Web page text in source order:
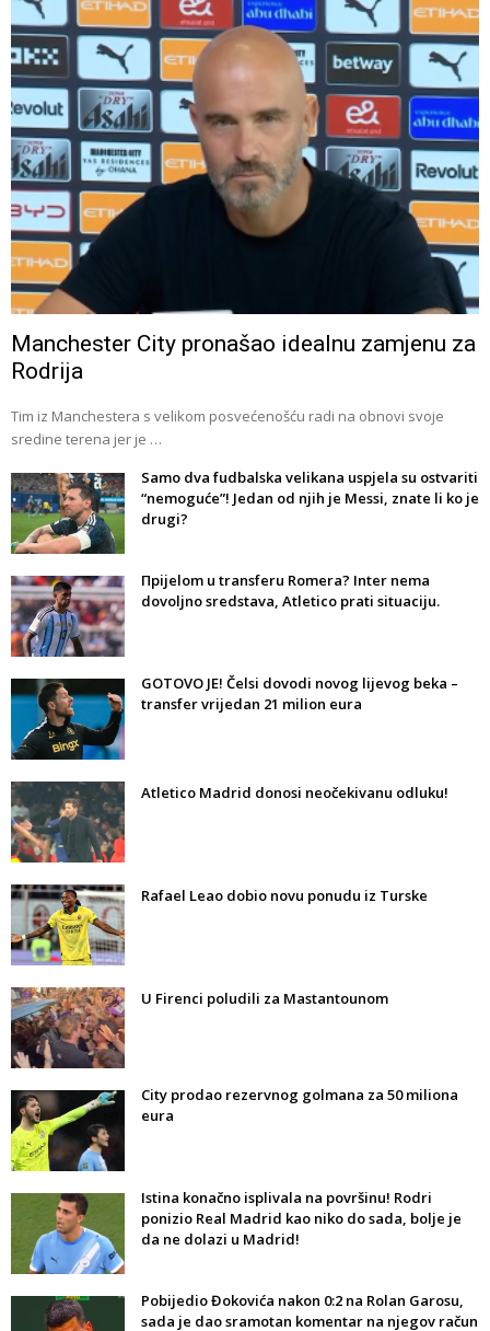
Manchester City pronašao idealnu zamjenu za
Rodrija
Tim iz Manchestera s velikom posvećenošću radi na obnovi svoje
sredine terena jer je …
Samo dva fudbalska velikana uspjela su ostvariti
“nemoguće”! Jedan od njih je Messi, znate li ko je
drugi?
Прijelom u transferu Romera? Inter nema
dovoljno sredstava, Atletico prati situaciju.
GOTOVO JE! Čelsi dovodi novog lijevog beka –
transfer vrijedan 21 milion eura
Atletico Madrid donosi neočekivanu odluku!
Rafael Leao dobio novu ponudu iz Turske
U Firenci poludili za Mastantounom
City prodao rezervnog golmana za 50 miliona
eura
Istina konačno isplivala na površinu! Rodri
ponizio Real Madrid kao niko do sada, bolje je
da ne dolazi u Madrid!
Pobijedio Đokovića nakon 0:2 na Rolan Garosu,
sada je dao sramotan komentar na njegov račun